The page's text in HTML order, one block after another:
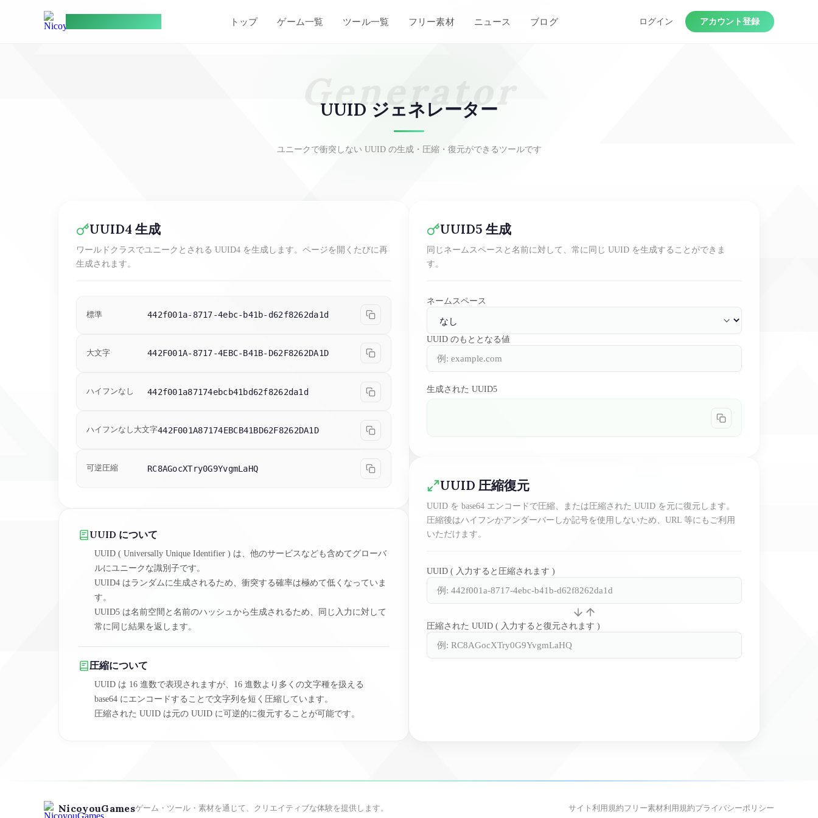
トップ ゲーム一覧 ツール一覧 フリー素材 ニュース ブログ ログイン アカウント登録
Generator
UUID ジェネレーター
ユニークで衝突しない UUID の生成・圧縮・復元ができるツールです
UUID4 生成
ワールドクラスでユニークとされる UUID4 を生成します。ページを開くたびに再
生成されます。
標準 442f001a-8717-4ebc-b41b-d62f8262da1d
大文字 442F001A-8717-4EBC-B41B-D62F8262DA1D
ハイフンなし 442f001a87174ebcb41bd62f8262da1d
ハイフンなし大文字442F001A87174EBCB41BD62F8262DA1D
可逆圧縮 RC8AGocXTry0G9YvgmLaHQ
UUID について
UUID ( Universally Unique Identifier ) は、他のサービスなども含めてグローバ
ルにユニークな識別子です。
UUID4 はランダムに生成されるため、衝突する確率は極めて低くなっていま
す。
UUID5 は名前空間と名前のハッシュから生成されるため、同じ入力に対して
常に同じ結果を返します。
圧縮について
UUID は 16 進数で表現されますが、16 進数より多くの文字種を扱える
base64 にエンコードすることで文字列を短く圧縮しています。
圧縮された UUID は元の UUID に可逆的に復元することが可能です。
UUID5 生成
同じネームスペースと名前に対して、常に同じ UUID を生成することができま
す。
ネームスペース
UUID のもととなる値
生成された UUID5
UUID 圧縮復元
UUID を base64 エンコードで圧縮、または圧縮された UUID を元に復元します。
圧縮後はハイフンかアンダーバーしか記号を使用しないため、URL 等にもご利用
いただけます。
UUID ( 入力すると圧縮されます )
圧縮された UUID ( 入力すると復元されます )
NicoyouGamesゲーム・ツール・素材を通じて、クリエイティブな体験を提供します。 サイト利用規約フリー素材利用規約プライバシーポリシー